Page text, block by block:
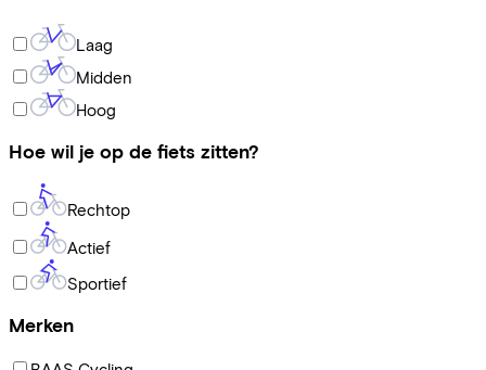
Laag
Midden
Hoog
Hoe wil je op de fiets zitten?
Rechtop
Actief
Sportief
Merken